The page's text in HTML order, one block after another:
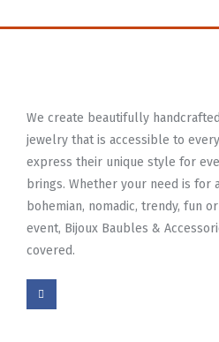
We create beautifully
jewelry that is accessible to
express their unique style for
brings. Whether your need is for
bohemian, nomadic, trendy, fun
event, Bijoux Baubles &
covered.